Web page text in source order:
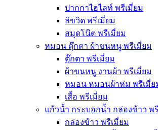
ปากกาไฮไลท์ พรีเมี่ยม
ลิขวิด พรีเมี่ยม
สมุดโน๊ต พรีเมี่ยม
หมอน ตุ๊กตา ผ้าขนหนู พรีเมี่ยม
ตุ๊กตา พรีเมี่ยม
ผ้าขนหนู งานผ้า พรีเมี่ยม
หมอน หมอนผ้าห่ม พรีเมี่ย
เสื้อ พรีเมี่ยม
แก้วน้ำ กระบอกน้ำ กล่องข้าว พ
กล่องข้าว พรีเมี่ยม